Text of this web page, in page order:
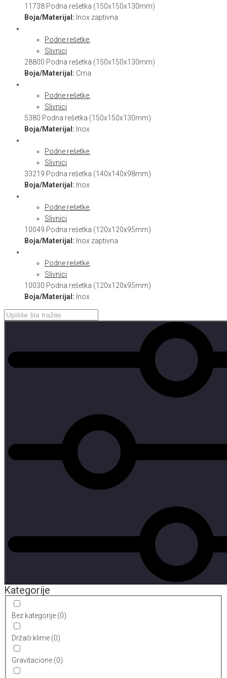
11738 Podna rešetka (150x150x130mm)
Boja/Materijal: Inox zaptivna
Podne rešetke
Slivnici
28800 Podna rešetka (150x150x130mm)
Boja/Materijal: Crna
Podne rešetke
Slivnici
5380 Podna rešetka (150x150x130mm)
Boja/Materijal: Inox
Podne rešetke
Slivnici
33219 Podna rešetka (140x140x98mm)
Boja/Materijal: Inox
Podne rešetke
Slivnici
10049 Podna rešetka (120x120x95mm)
Boja/Materijal: Inox zaptivna
Podne rešetke
Slivnici
10030 Podna rešetka (120x120x95mm)
Boja/Materijal: Inox
Kategorije
Bez kategorije (0)
Držači klime (0)
Gravitacione (0)